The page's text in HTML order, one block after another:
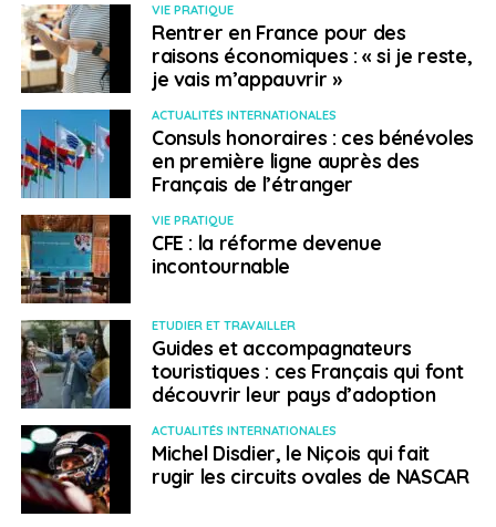
VIE PRATIQUE
Rentrer en France pour des
raisons économiques : « si je reste,
je vais m’appauvrir »
ACTUALITÉS INTERNATIONALES
Consuls honoraires : ces bénévoles
en première ligne auprès des
Français de l’étranger
VIE PRATIQUE
CFE : la réforme devenue
incontournable
ETUDIER ET TRAVAILLER
Guides et accompagnateurs
touristiques : ces Français qui font
découvrir leur pays d’adoption
ACTUALITÉS INTERNATIONALES
Michel Disdier, le Niçois qui fait
rugir les circuits ovales de NASCAR